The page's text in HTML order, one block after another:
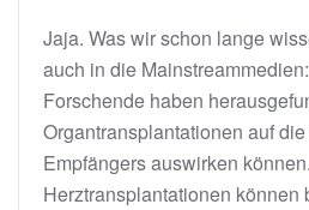
Jaja. Was wir schon lange
auch in die Mainstreammedien:
Forschende haben
Organtransplantationen auf
Empfängers auswirken können.
Herztransplantationen können